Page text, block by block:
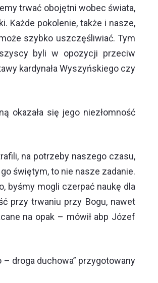
trwać obojętni wobec świata,
Każde pokolenie, także i nasze,
szybko uszczęśliwiać. Tym
byli w opozycji przeciw
kardynała Wyszyńskiego czy
okazała się jego niezłomność
na potrzeby naszego czasu,
świętym, to nie nasze zadanie.
byśmy mogli czerpać naukę dla
przy trwaniu przy Bogu, nawet
na opak – mówił abp Józef
droga duchowa” przygotowany